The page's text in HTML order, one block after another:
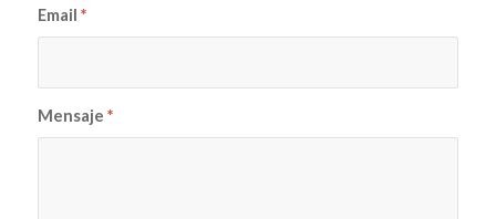
Email *
Mensaje *